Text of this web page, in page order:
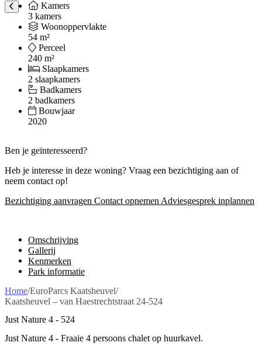
Kamers
3 kamers
Woonoppervlakte
54 m²
Perceel
240 m²
Slaapkamers
2 slaapkamers
Badkamers
2 badkamers
Bouwjaar
2020
Ben je geïnteresseerd?
Heb je interesse in deze woning? Vraag een bezichtiging aan of
neem contact op!
Bezichtiging aanvragen Contact opnemen Adviesgesprek inplannen
Omschrijving
Gallerij
Kenmerken
Park informatie
Home/EuroParcs Kaatsheuvel/
Kaatsheuvel – van Haestrechtstraat 24-524
Just Nature 4 - 524
Just Nature 4 - Fraaie 4 persoons chalet op huurkavel.